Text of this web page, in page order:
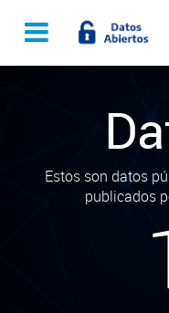
Estos son datos
publicados